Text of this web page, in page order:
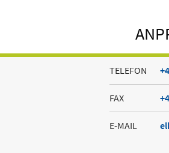
TELEFON
FAX
E-MAIL